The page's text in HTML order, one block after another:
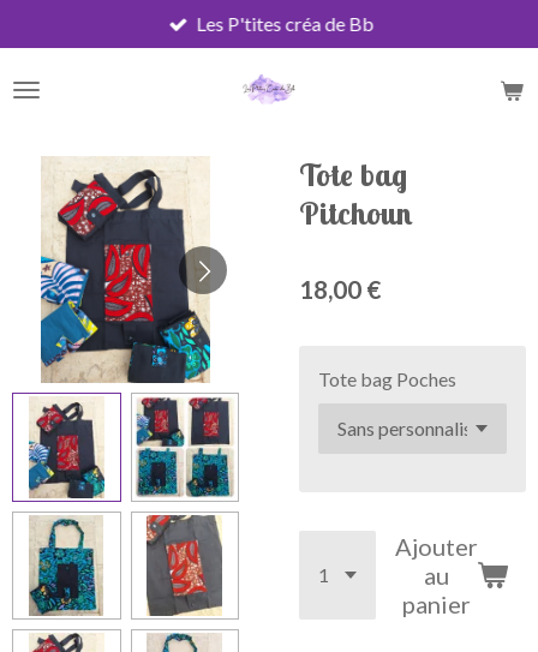
au
contenu
Les P'tites créa de Bb
Tote bag
Pitchoun
18,00 €
Tote bag Poches
Ajouter
au
panier